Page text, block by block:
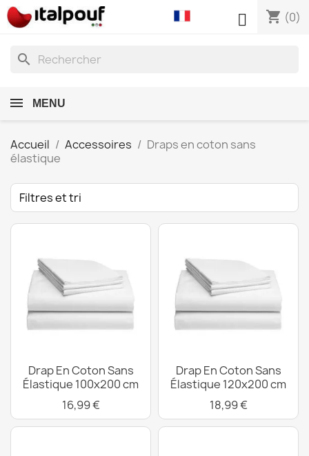
shopping_cart (0)

search
MENU
Accueil Accessoires
Draps en coton sans
élastique
Filtres et tri
Drap En Coton Sans
Élastique 100x200 cm
16,99 €
Drap En Coton Sans
Élastique 120x200 cm
18,99 €